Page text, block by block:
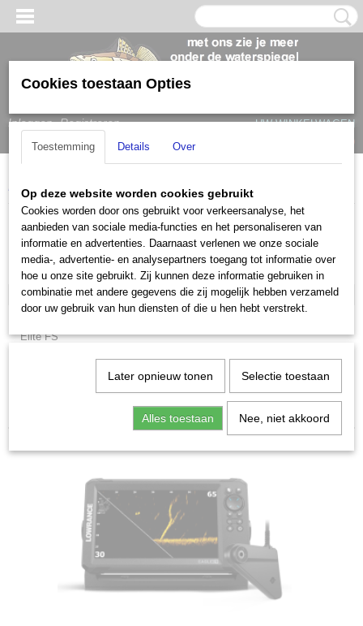
Inloggen Registreren
UW WINKELWAGEN
(0)
Home > Lowrance Lowrance Eagle
Lowrance
Hook 2
Lowrance Eagle
HOOK Reveal
Elite FS
Lowrance HDS PRO
Cookies toestaan Opties
Toestemming Details Over
Op deze website worden cookies gebruikt
Cookies worden door ons gebruikt voor verkeersanalyse, het
aanbieden van sociale media-functies en het personaliseren van
informatie en advertenties. Daarnaast verlenen we onze sociale
media-, advertentie- en analysepartners toegang tot informatie over
hoe u onze site gebruikt. Zij kunnen deze informatie gebruiken in
combinatie met andere gegevens die zij mogelijk hebben verzameld
door uw gebruik van hun diensten of die u hen hebt verstrekt.
Later opnieuw tonen Selectie toestaan
Alles toestaan Nee, niet akkoord